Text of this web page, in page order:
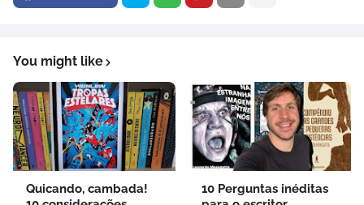
You might like
Quicando, cambada!
10 Perguntas inéditas